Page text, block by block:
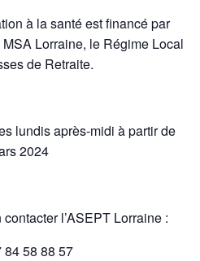
à la santé est financé par
Lorraine, le Régime Local
de Retraite.
lundis après-midi à partir de
2024
l’ASEPT Lorraine :
84 58 88 57